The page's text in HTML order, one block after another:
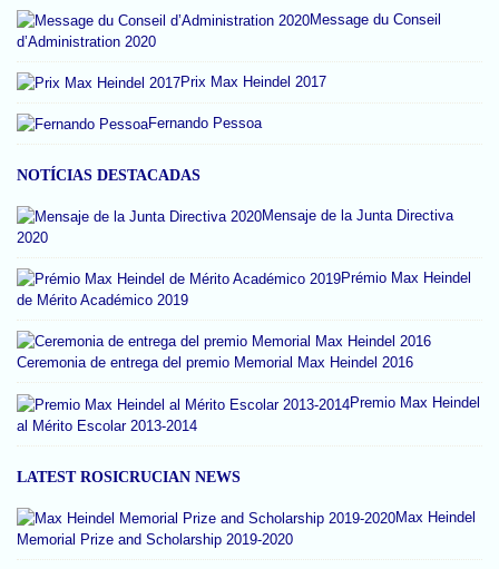
Message du Conseil
d’Administration 2020
Prix Max Heindel 2017
Fernando Pessoa
NOTÍCIAS DESTACADAS
Mensaje de la Junta Directiva
2020
Prémio Max Heindel
de Mérito Académico 2019
Ceremonia de entrega del premio Memorial Max Heindel 2016
Premio Max Heindel
al Mérito Escolar 2013-2014
LATEST ROSICRUCIAN NEWS
Max Heindel
Memorial Prize and Scholarship 2019-2020